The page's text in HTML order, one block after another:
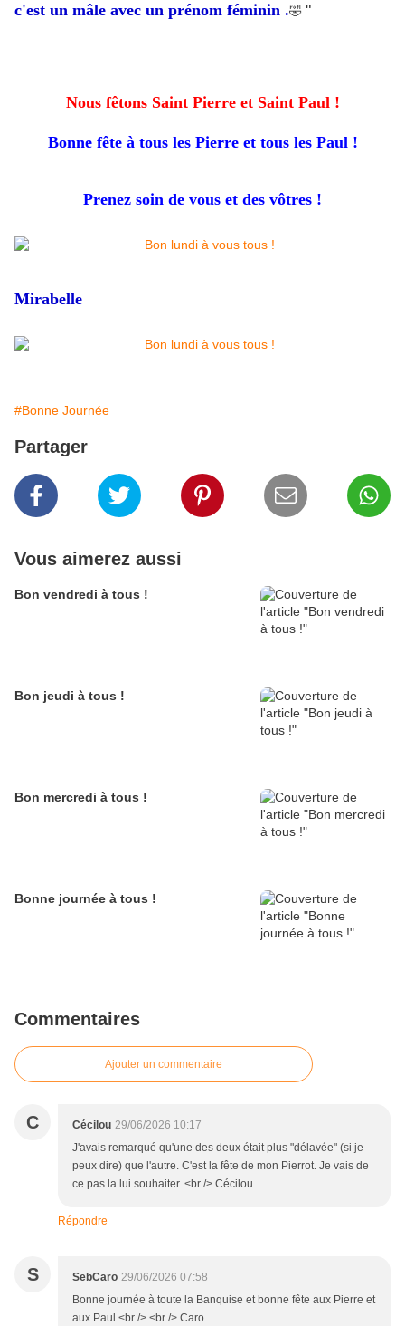
c'est un mâle avec un prénom féminin .🤣 "
Nous fêtons Saint Pierre et Saint Paul !
Bonne fête à tous les Pierre et tous les Paul !
Prenez soin de vous et des vôtres !
Mirabelle
#Bonne Journée
Partager
Vous aimerez aussi
Bon vendredi à tous !
Bon jeudi à tous !
Bon mercredi à tous !
Bonne journée à tous !
Commentaires
Ajouter un commentaire
C Cécilou 29/06/2026 10:17
J'avais remarqué qu'une des deux était plus "délavée" (si je
peux dire) que l'autre. C'est la fête de mon Pierrot. Je vais de
ce pas la lui souhaiter. <br /> Cécilou
Répondre
S SebCaro 29/06/2026 07:58
Bonne journée à toute la Banquise et bonne fête aux Pierre et
aux Paul.<br /> <br /> Caro